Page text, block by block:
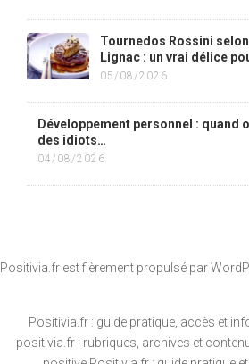
Tournedos Rossini
Lignac : un vrai délice
05/08/2026
Développement personnel : quand
des idiots…
04/08/2026
Positivia.fr est fièrement propulsé par
Positivia.fr : guide pratique, accès et
positivia.fr : rubriques, archives et